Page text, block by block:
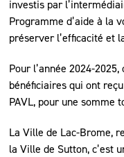
investis par
Programme d’aide à la
préserver l’efficacité et
Pour l’année 2024-
bénéficiaires qui ont
PAVL, pour une somme
La Ville de Lac-Brome,
la Ville de Sutton, c’est